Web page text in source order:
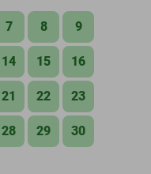
7 8 9
14 15 16
21 22 23
28 29 30